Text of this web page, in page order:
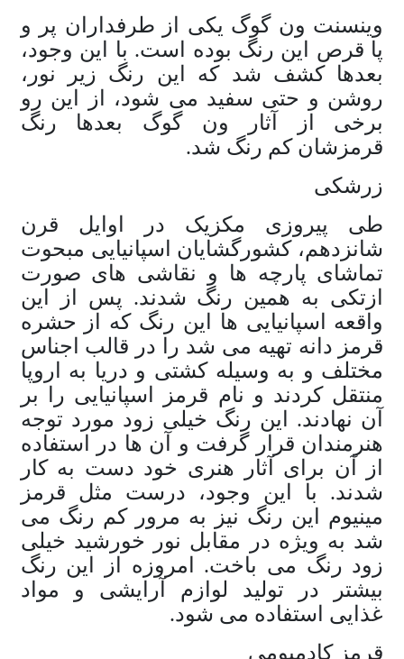
وینسنت ون گوگ یکی از طرفداران پر و
پا قرص این رنگ بوده است. با این وجود،
بعدها کشف شد که این رنگ زیر نور،
روشن و حتی سفید می شود، از این رو
برخی از آثار ون گوگ بعدها رنگ
قرمزشان کم رنگ شد.
زرشکی
طی پیروزی مکزیک در اوایل قرن
شانزدهم، کشورگشایان اسپانیایی مبحوت
تماشای پارچه ها و نقاشی های صورت
ازتکی به همین رنگ شدند. پس از این
واقعه اسپانیایی ها این رنگ که از حشره
قرمز دانه تهیه می شد را در قالب اجناس
مختلف و به وسیله کشتی و دریا به اروپا
منتقل کردند و نام قرمز اسپانیایی را بر
آن نهادند. این رنگ خیلی زود مورد توجه
هنرمندان قرار گرفت و آن ها در استفاده
از آن برای آثار هنری خود دست به کار
شدند. با این وجود، درست مثل قرمز
مینیوم این رنگ نیز به مرور کم رنگ می
شد به ویژه در مقابل نور خورشید خیلی
زود رنگ می باخت. امروزه از این رنگ
بیشتر در تولید لوازم آرایشی و مواد
غذایی استفاده می شود.
قرمز کادمیومی